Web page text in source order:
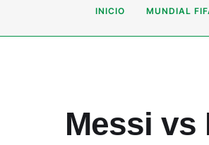
INICIO MUNDIAL
Messi vs